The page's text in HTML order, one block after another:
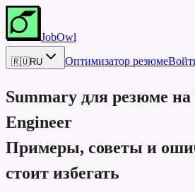
JobOwl
🇷🇺RU Оптимизатор резюме
Summary для резюме на
Engineer
Примеры, советы и
стоит избегать